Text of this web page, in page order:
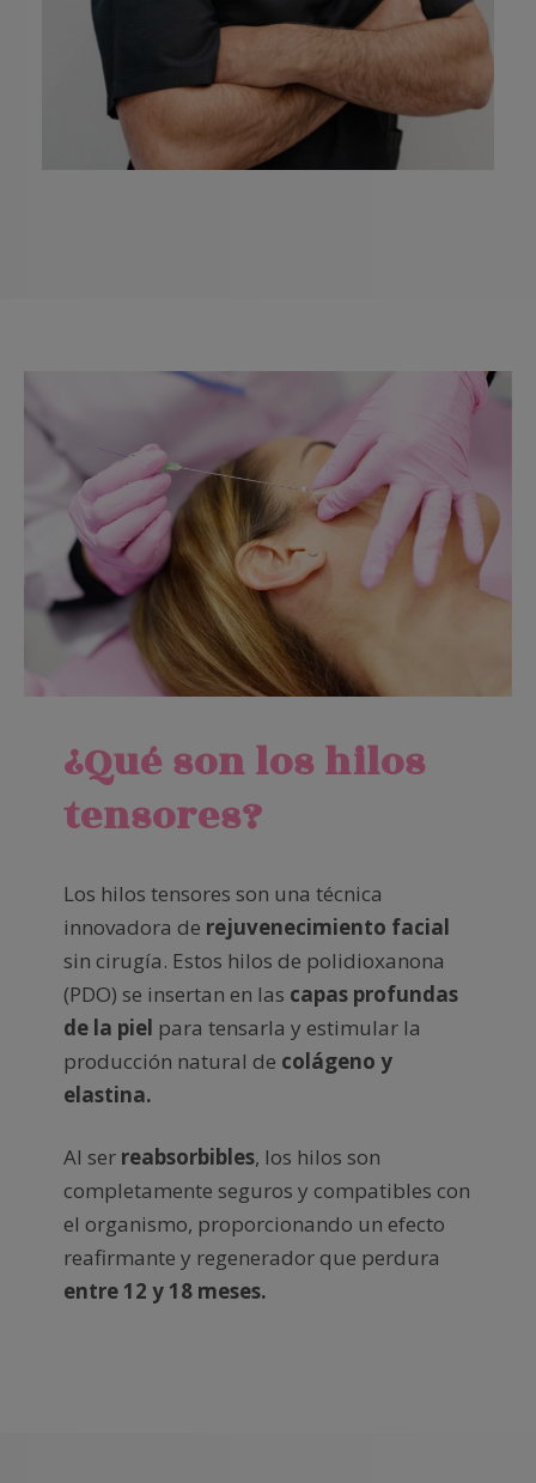
¿Qué son los hilos
tensores?
Los hilos tensores son una técnica
innovadora de rejuvenecimiento facial
sin cirugía. Estos hilos de polidioxanona
(PDO) se insertan en las capas profundas
de la piel para tensarla y estimular la
producción natural de colágeno y
elastina.
Al serreabsorbibles, los hilos son
completamente seguros y compatibles con
el organismo, proporcionando un efecto
reafirmante y regenerador que perdura
entre 12 y 18 meses.